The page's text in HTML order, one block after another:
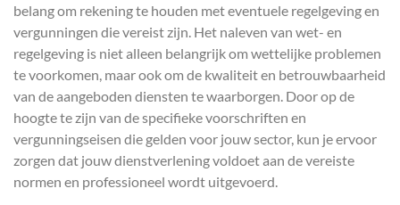
belang om rekening te houden met eventuele regelgeving en
vergunningen die vereist zijn. Het naleven van wet- en
regelgeving is niet alleen belangrijk om wettelijke problemen
te voorkomen, maar ook om de kwaliteit en betrouwbaarheid
van de aangeboden diensten te waarborgen. Door op de
hoogte te zijn van de specifieke voorschriften en
vergunningseisen die gelden voor jouw sector, kun je ervoor
zorgen dat jouw dienstverlening voldoet aan de vereiste
normen en professioneel wordt uitgevoerd.